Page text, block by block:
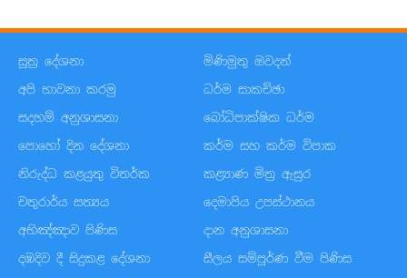
සූත්‍ර දේශනා
අපි භාවනා කරමු
සදහම් අනුශාසනා
පොහෝ දින දේශනා
නිරුද්ධ කළයුතු විතර්ක
චතුරාර්ය සත්‍යය
අභිඤ්ඤාව පිණිස
දඹදිව දී සිදුකළ දේශනා
මිණිමුතු ඔවදන්
ධර්ම සාකච්ඡා
බෝධිපාක්ෂික ධර්ම
කර්ම සහ කර්ම විපාක
කළ්‍යාණ මිත්‍ර ඇසුර
දෙමාපිය උපස්ථානය
දාන අනුශාසනා
සීලය සම්පූර්ණ වීම පිණිස